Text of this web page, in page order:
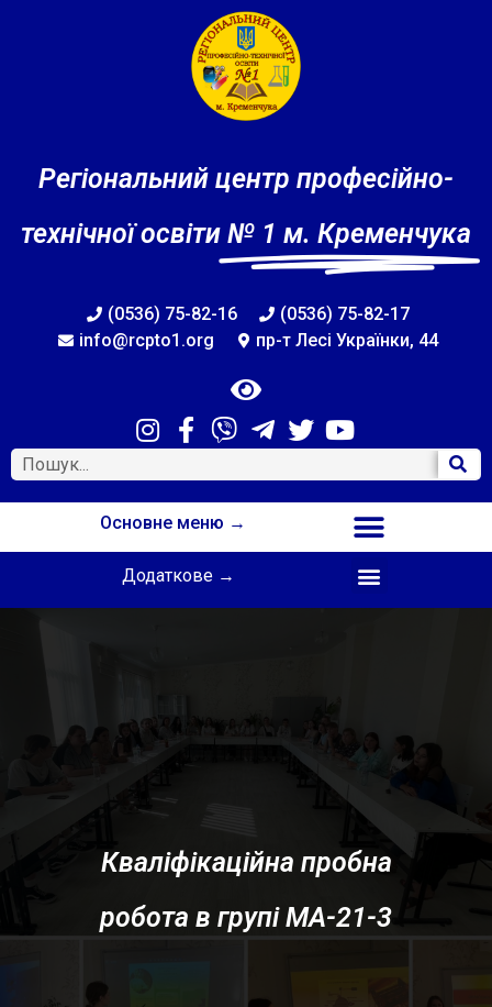
Регіональний центр професійно-
технічної освіти № 1 м. Кременчука
(0536) 75-82-16
(0536) 75-82-17
info@rcpto1.org
пр-т Лесі Українки, 44
Основне меню →
Додаткове →
Кваліфікаційна пробна
робота в групі МА-21-3